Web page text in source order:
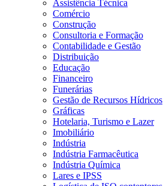
Assistência Técnica
Comércio
Construção
Consultoria e Formação
Contabilidade e Gestão
Distribuição
Educação
Financeiro
Funerárias
Gestão de Recursos Hídricos
Gráficas
Hotelaria, Turismo e Lazer
Imobiliário
Indústria
Indústria Farmacêutica
Indústria Química
Lares e IPSS